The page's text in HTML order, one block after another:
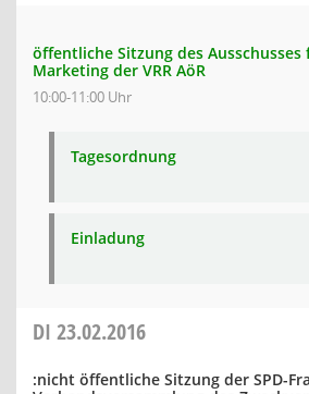
öffentliche Sitzung des Ausschusses
Marketing der VRR AöR
10:00-11:00 Uhr
Tagesordnung
Einladung
DI 23.02.2016
:nicht öffentliche Sitzung der SPD-